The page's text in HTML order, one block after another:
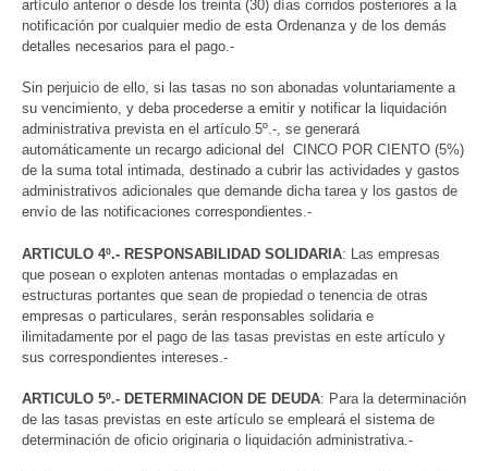
artículo anterior o desde los treinta (30) días corridos posteriores a la
notificación por cualquier medio de esta Ordenanza y de los demás
detalles necesarios para el pago.-
Sin perjuicio de ello, si las tasas no son abonadas voluntariamente a
su vencimiento, y deba procederse a emitir y notificar la liquidación
administrativa prevista en el artículo 5º.-, se generará
automáticamente un recargo adicional del CINCO POR CIENTO (5%)
de la suma total intimada, destinado a cubrir las actividades y gastos
administrativos adicionales que demande dicha tarea y los gastos de
envío de las notificaciones correspondientes.-
ARTICULO 4º.- RESPONSABILIDAD SOLIDARIA: Las empresas
que posean o exploten antenas montadas o emplazadas en
estructuras portantes que sean de propiedad o tenencia de otras
empresas o particulares, serán responsables solidaria e
ilimitadamente por el pago de las tasas previstas en este artículo y
sus correspondientes intereses.-
ARTICULO 5º.- DETERMINACION DE DEUDA: Para la determinación
de las tasas previstas en este artículo se empleará el sistema de
determinación de oficio originaria o liquidación administrativa.-